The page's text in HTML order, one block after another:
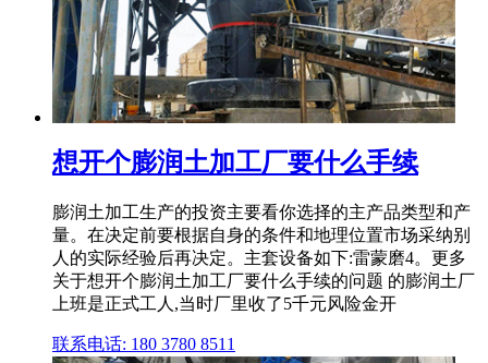
想开个膨润土加工厂要什么手续
膨润土加工生产的投资主要看你选择的主产品类型和产
量。在决定前要根据自身的条件和地理位置市场采纳别
人的实际经验后再决定。主套设备如下:雷蒙磨4。更多
关于想开个膨润土加工厂要什么手续的问题 的膨润土厂
上班是正式工人,当时厂里收了5千元风险金开
联系电话: 180 3780 8511